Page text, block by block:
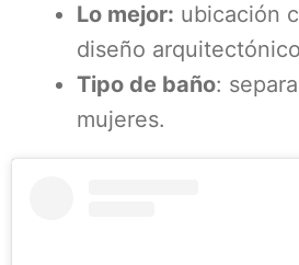
Lo mejor: ubicación
diseño
Tipo de baño:
mujeres.